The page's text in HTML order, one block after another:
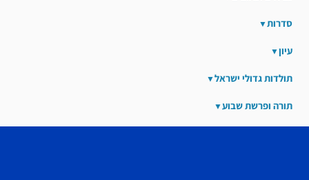
סדרות
עיון
תולדות גדולי ישראל
תורה ופרשת שבוע